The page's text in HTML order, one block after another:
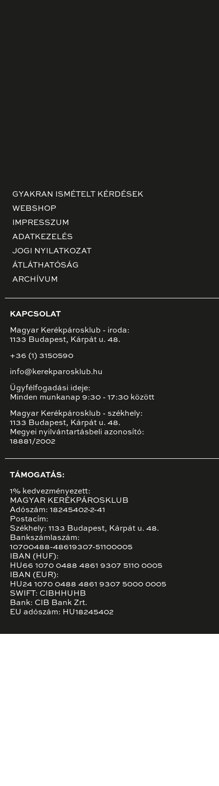
GYAKRAN ISMÉTELT KÉRDÉSEK
WEBSHOP
IMPRESSZUM
ADATKEZELÉS
JOGI NYILATKOZAT
ÁTLÁTHATÓSÁG
ARCHÍVUM
KAPCSOLAT
Magyar Kerékpárosklub - iroda:
1133 Budapest, Kárpát u. 48.
+36 (1) 3150590
info@kerekparosklub.hu
Ügyfélfogadási ideje:
Minden munkanap 9:30 - 17:30 között
Magyar Kerékpárosklub - székhely:
1133 Budapest, Kárpát u. 48.
Megyei nyilvántartásbeli azonosító:
18881/2002
TÁMOGATÁS:
1% kedvezményezett:
MAGYAR KERÉKPÁROSKLUB
Adószám: 18245402-2-41
Postacím:
Székhely: 1133 Budapest, Kárpát u. 48.
Bankszámlaszám:
10700488-48619307-51100005
IBAN (HUF):
HU66 1070 0488 4861 9307 5110 0005
IBAN (EUR):
HU24 1070 0488 4861 9307 5000 0005
SWIFT: CIBHHUHB
Bank: CIB Bank Zrt.
EU adószám: HU18245402